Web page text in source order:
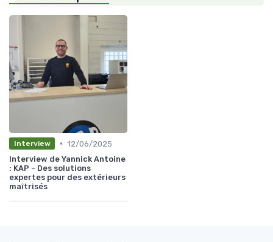
Interview • 12/06/2025
Interview de Yannick Antoine
: KAP - Des solutions
expertes pour des extérieurs
maîtrisés